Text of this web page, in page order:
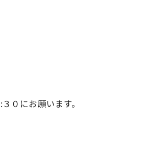
０にお願います。